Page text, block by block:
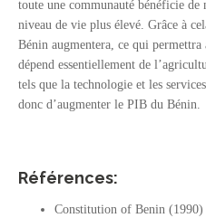
toute une communauté bénéficie de
niveau de vie plus élevé. Grâce à
Bénin augmentera, ce qui
dépend essentiellement de
tels que la technologie et les
donc d’augmenter le PIB du Bénin.
Références:
Constitution of Benin (1990)